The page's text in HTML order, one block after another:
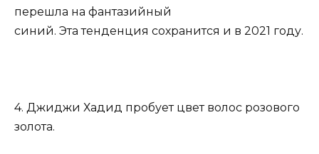
перешла на фантазийный
синий. Эта тенденция сохранится и в 2021 году.
4. Джиджи Хадид пробует цвет волос розового
золота.